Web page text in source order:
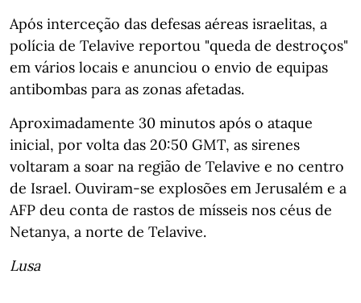
Após interceção das defesas aéreas israelitas, a
polícia de Telavive reportou "queda de destroços"
em vários locais e anunciou o envio de equipas
antibombas para as zonas afetadas.
Aproximadamente 30 minutos após o ataque
inicial, por volta das 20:50 GMT, as sirenes
voltaram a soar na região de Telavive e no centro
de Israel. Ouviram-se explosões em Jerusalém e a
AFP deu conta de rastos de mísseis nos céus de
Netanya, a norte de Telavive.
Lusa